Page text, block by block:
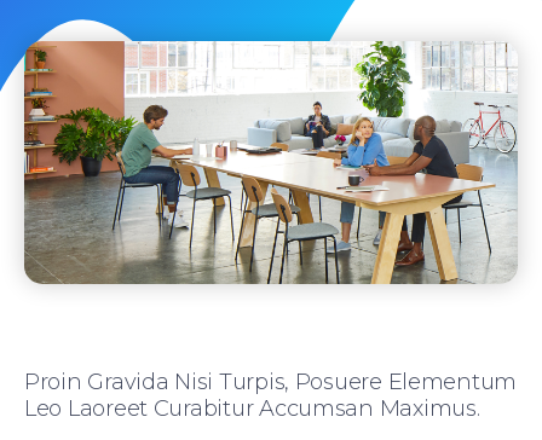
Proin Gravida Nisi Turpis, Posuere Elementum
Leo Laoreet Curabitur Accumsan Maximus.